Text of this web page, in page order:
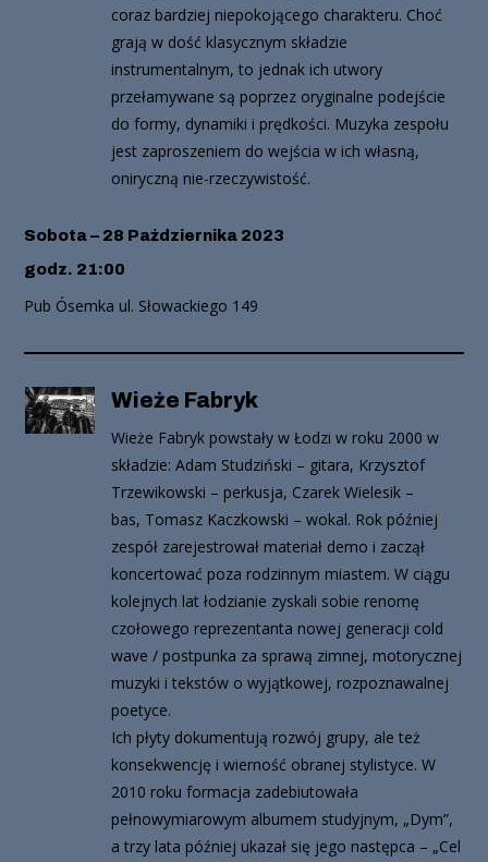
coraz bardziej niepokojącego charakteru. Choć
grają w dość klasycznym składzie
instrumentalnym, to jednak ich utwory
przełamywane są poprzez oryginalne podejście
do formy, dynamiki i prędkości. Muzyka zespołu
jest zaproszeniem do wejścia w ich własną,
oniryczną nie-rzeczywistość.
Sobota – 28 Października 2023
godz. 21:00
Pub Ósemka ul. Słowackiego 149
Wieże Fabryk
Wieże Fabryk powstały w Łodzi w roku 2000 w
składzie: Adam Studziński – gitara, Krzysztof
Trzewikowski – perkusja, Czarek Wielesik –
bas, Tomasz Kaczkowski – wokal. Rok później
zespół zarejestrował materiał demo i zaczął
koncertować poza rodzinnym miastem. W ciągu
kolejnych lat łodzianie zyskali sobie renomę
czołowego reprezentanta nowej generacji cold
wave / postpunka za sprawą zimnej, motorycznej
muzyki i tekstów o wyjątkowej, rozpoznawalnej
poetyce.
Ich płyty dokumentują rozwój grupy, ale też
konsekwencję i wierność obranej stylistyce. W
2010 roku formacja zadebiutowała
pełnowymiarowym albumem studyjnym, „Dym”,
a trzy lata później ukazał się jego następca – „Cel